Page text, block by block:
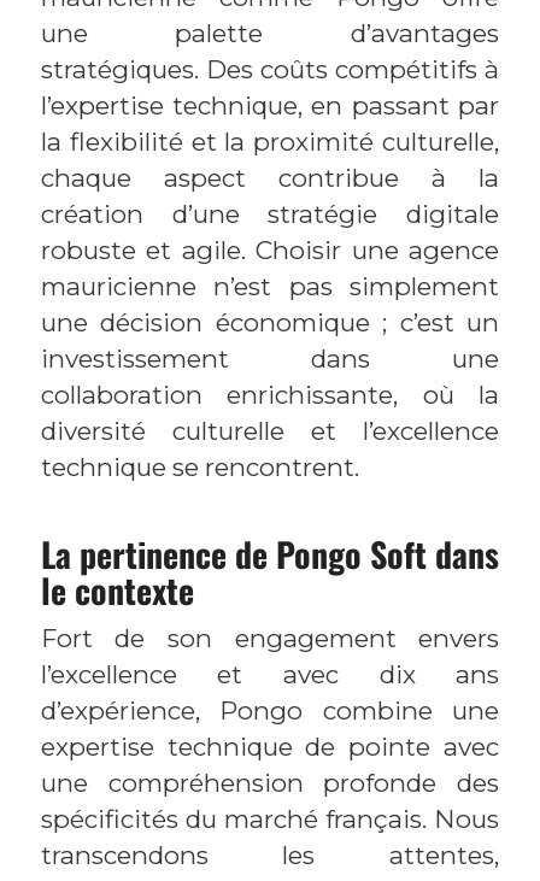
une palette d’avantages
stratégiques. Des coûts compétitifs à
l’expertise technique, en passant par
la flexibilité et la proximité culturelle,
chaque aspect contribue à la
création d’une stratégie digitale
robuste et agile. Choisir une agence
mauricienne n’est pas simplement
une décision économique ; c’est un
investissement dans une
collaboration enrichissante, où la
diversité culturelle et l’excellence
technique se rencontrent.
La pertinence de Pongo Soft dans
le contexte
Fort de son engagement envers
l’excellence et avec dix ans
d’expérience, Pongo combine une
expertise technique de pointe avec
une compréhension profonde des
spécificités du marché français. Nous
transcendons les attentes,